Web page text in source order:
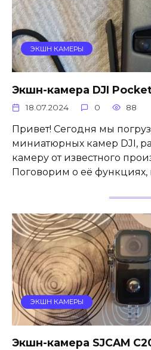
ЭКШН КАМЕРЫ
Экшн-камера DJI
18.07.2024 0 88
Привет! Сегодня мы
миниатюрных камер DJI,
камеру от известного
Поговорим о её функциях,
ЭКШН КАМЕРЫ
Экшн-камера SJCAM